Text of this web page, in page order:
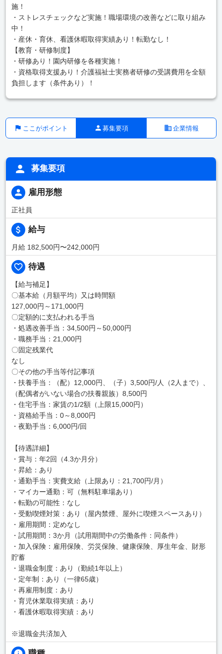
施！
・ストレスチェックなど実施！職場環境の改善などに取り組み
中！
・産休・育休、看護休暇取得実績あり！転勤なし！
【教育・研修制度】
・研修あり！園内研修を各種実施！
・資格取得支援あり！介護福祉士実務者研修の受講費用を全額
負担します（条件あり）！
ここがポイント 募集要項 企業情報
募集要項
雇用形態
正社員
給与
月給 182,500円〜242,000円
待遇
【給与補足】
〇基本給（月額平均）又は時間額
127,000円～171,000円
〇定額的に支払われる手当
・処遇改善手当：34,500円～50,000円
・職務手当：21,000円
〇固定残業代
なし
〇その他の手当等付記事項
・扶養手当：（配）12,000円、（子）3,500円/人（2人まで）、
（配偶者がいない場合の扶養親族）8,500円
・住宅手当：家賃の1/2額（上限15,000円）
・資格給手当：0～8,000円
・夜勤手当：6,000円/回
【待遇詳細】
・賞与：年2回（4.3か月分）
・昇給：あり
・通勤手当：実費支給（上限あり：21,700円/月）
・マイカー通勤：可（無料駐車場あり）
・転勤の可能性：なし
・受動喫煙対策：あり（屋内禁煙、屋外に喫煙スペースあり）
・雇用期間：定めなし
・試用期間：3か月（試用期間中の労働条件：同条件）
・加入保険：雇用保険、労災保険、健康保険、厚生年金、財形
貯蓄
・退職金制度：あり（勤続1年以上）
・定年制：あり（一律65歳）
・再雇用制度：あり
・育児休業取得実績：あり
・看護休暇取得実績：あり
※退職金共済加入